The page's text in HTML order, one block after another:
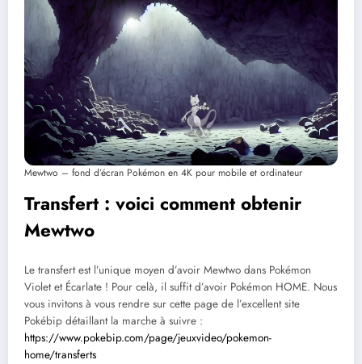
Mewtwo – fond d’écran Pokémon en 4K pour mobile et ordinateur
Transfert : voici comment obtenir
Mewtwo
Le transfert est l’unique moyen d’avoir Mewtwo dans Pokémon
Violet et Écarlate ! Pour celà, il suffit d’avoir Pokémon HOME. Nous
vous invitons à vous rendre sur cette page de l’excellent site
Pokébip détaillant la marche à suivre :
https://www.pokebip.com/page/jeuxvideo/pokemon-
home/transferts